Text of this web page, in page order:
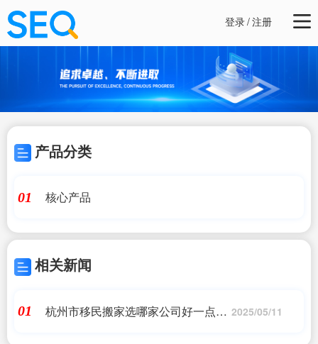
登录/注册
产品分类
01 核心产品
相关新闻
01
杭州市移民搬家选哪家公司好一点_
2025/05/11